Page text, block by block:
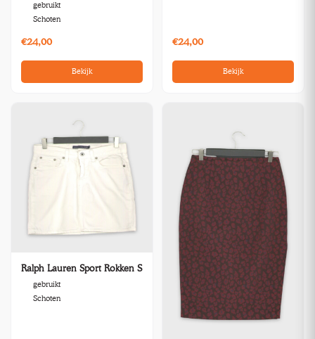
gebruikt
Schoten
€24,00
Bekijk
€24,00
Bekijk
Ralph Lauren Sport Rokken S
gebruikt
Schoten